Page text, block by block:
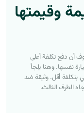
وقيمتها
أن دفع تكلفة أعلى
نفسها. وهنا يلجأ
بتكلفة أقل. وثيقة ضد
الطرف الثالث.